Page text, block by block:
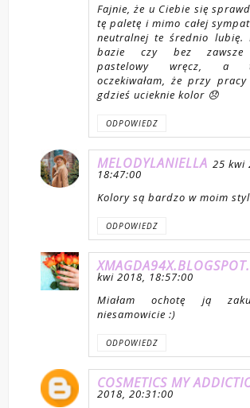
Fajnie, że u Ciebie się
tę paletę i mimo całej
neutralnej te średnio lubię.
bazie czy bez zawsze
pastelowy wręcz, a
oczekiwałam, że przy
gdzieś ucieknie kolor 😞
ODPOWIEDZ
MELODYLANIELLA 25 kwi
18:47:00
Kolory są bardzo w moim
ODPOWIEDZ
kwi 2018, 18:57:00
Miałam ochotę ją
niesamowicie :)
ODPOWIEDZ
COSMETICS MY
2018, 20:31:00